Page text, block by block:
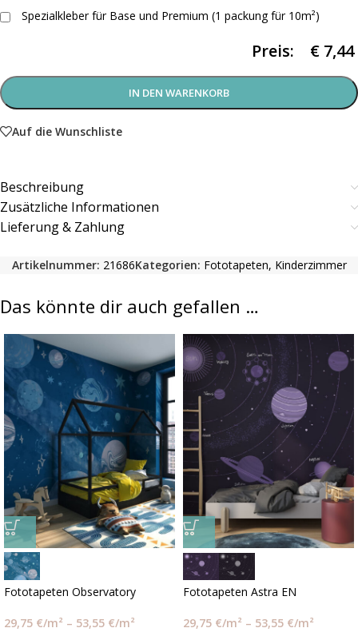
Spezialkleber für Base und Premium (1 packung für 10m²)
Preis: € 7,44
IN DEN WARENKORB
Auf die Wunschliste
Beschreibung
Zusätzliche Informationen
Lieferung & Zahlung
Artikelnummer: 21686Kategorien: Fototapeten, Kinderzimmer
Das könnte dir auch gefallen …
Fototapeten Observatory
29,75 €/m² – 53,55 €/m²
Fototapeten Astra EN
29,75 €/m² – 53,55 €/m²